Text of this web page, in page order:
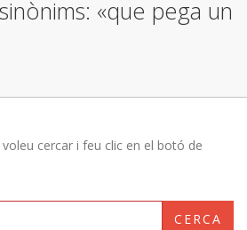
«que pega un
cercar i feu clic en el botó de
CERCA